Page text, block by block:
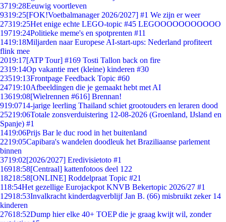
3719:28Eeuwig voortleven
9319:25[FOK!Voetbalmanager 2026/2027] #1 We zijn er weer
27319:25Het enige echte LEGO-topic #45 LEGOOOOOOOOOOO
19719:24Politieke meme's en spotprenten #11
1419:18Miljarden naar Europese AI-start-ups: Nederland profiteert
flink mee
2019:17[ATP Tour] #169 Tosti Tallon back on fire
2319:14Op vakantie met (kleine) kinderen #30
23519:13Frontpage Feedback Topic #60
24719:10Afbeeldingen die je gemaakt hebt met AI
13619:08[Wielrennen #616] Brennan!
919:0714-jarige leerling Thailand schiet grootouders en leraren dood
25219:06Totale zonsverduistering 12-08-2026 (Groenland, IJsland en
Spanje) #1
1419:06Prijs Bar le duc rood in het buitenland
2219:05Capibara's wandelen doodleuk het Braziliaanse parlement
binnen
3719:02[2026/2027] Eredivisietoto #1
16918:58[Centraal] kattenfotoos deel 122
18218:58[ONLINE] Roddelpraat Topic #21
118:54Het gezellige Eurojackpot KNVB Bekertopic 2026/27 #1
12918:53Invalkracht kinderdagverblijf Jan B. (66) misbruikt zeker 14
kinderen
27618:52Dump hier elke 40+ TOEP die je graag kwijt wil, zonder